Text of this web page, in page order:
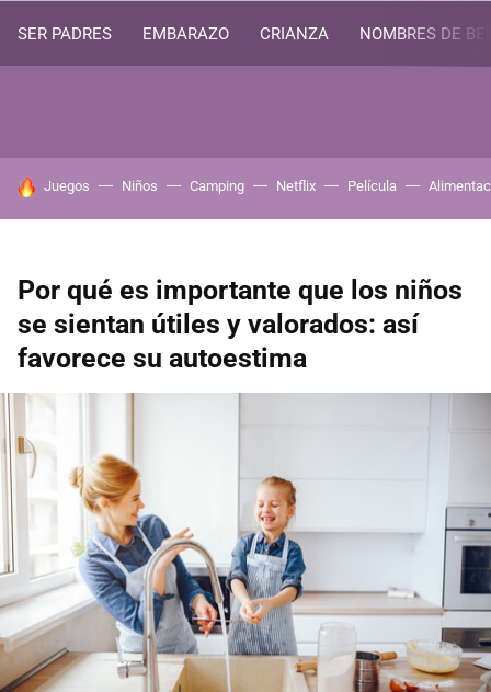
SER PADRES EMBARAZO CRIANZA NOMBRES DE
HOY SE HABLA DE
Juegos Niños Camping Netflix Película
Por qué es importante que los niños
se sientan útiles y valorados: así
favorece su autoestima